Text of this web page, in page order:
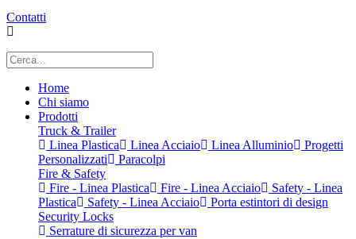
Contatti
Home
Chi siamo
Prodotti
Truck & Trailer
Linea Plastica
Linea Acciaio Linea Alluminio
Progetti
Personalizzati
Paracolpi
Fire & Safety
Fire - Linea Plastica
Fire - Linea Acciaio
Safety - Linea
Plastica
Safety - Linea Acciaio
Porta estintori di design
Security Locks
Serrature di sicurezza per van